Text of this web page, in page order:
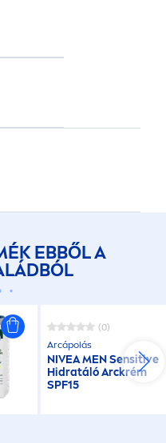
EBBŐL A
(0)
Arcápolás
NIVEAMENSensitive
Hidratáló Arckrém
SPF15